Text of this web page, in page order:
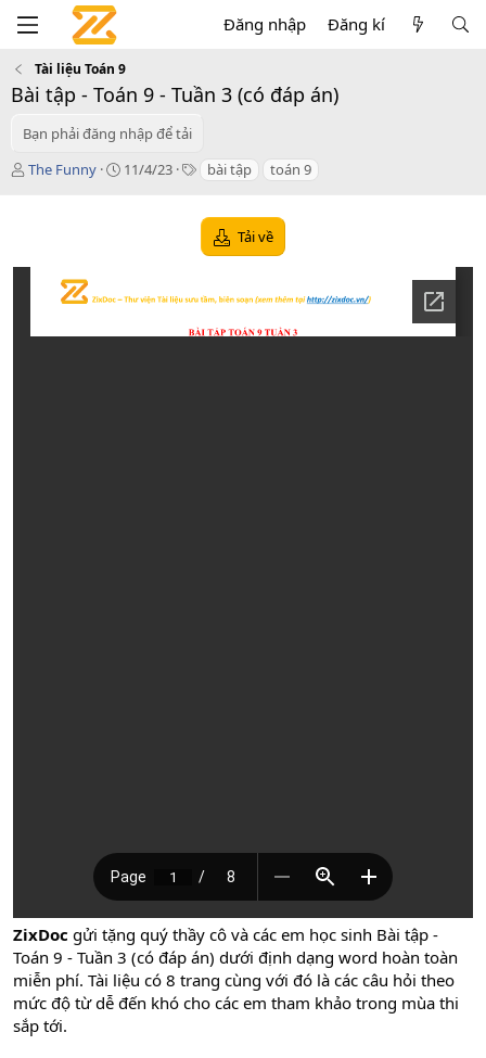
Đăng nhập Đăng kí
Tài liệu Toán 9
Bài tập - Toán 9 - Tuần 3 (có đáp án)
Bạn phải đăng nhập để tải
T
ả
The Funny
C
n
11/4/23
T
s
bài tập toán 9
Tải về
ZixDoc gửi tặng quý thầy cô và các em học sinh Bài tập -
Toán 9 - Tuần 3 (có đáp án) dưới định dạng word hoàn toàn
miễn phí. Tài liệu có 8 trang cùng với đó là các câu hỏi theo
mức độ từ dễ đến khó cho các em tham khảo trong mùa thi
sắp tới.